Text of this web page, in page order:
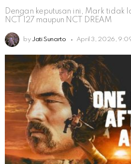
Dengan keputusan ini, Mark
NCT 127 maupun NCT DREAM
by Jati Sunarto April 3, 2026,